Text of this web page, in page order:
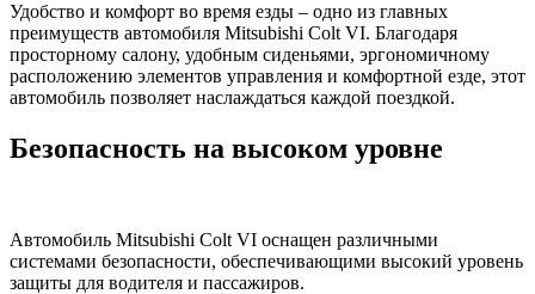
Удобство и комфорт во время езды – одно из главных
преимуществ автомобиля Mitsubishi Colt VI. Благодаря
просторному салону, удобным сиденьями, эргономичному
расположению элементов управления и комфортной езде, этот
автомобиль позволяет наслаждаться каждой поездкой.
Безопасность на высоком уровне
Автомобиль Mitsubishi Colt VI оснащен различными
системами безопасности, обеспечивающими высокий уровень
защиты для водителя и пассажиров.